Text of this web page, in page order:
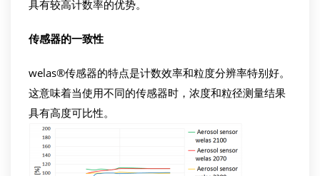
具有较高计数率的优势。
传感器的一致性
welas®传感器的特点是计数效率和粒度分辨率特别好。
这意味着当使用不同的传感器时，浓度和粒径测量结果
具有高度可比性。